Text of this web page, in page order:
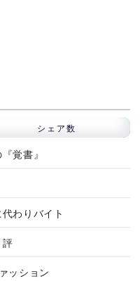
シェア数
覚書』
わりバイト
評
ッション